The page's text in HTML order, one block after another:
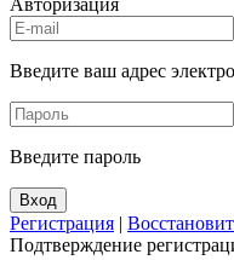
Введите ваш адрес
Введите пароль
Вход
Регистрация |
Подтверждение